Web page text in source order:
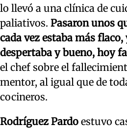
lo llevó a una clínica de
paliativos. Pasaron unos
cada vez estaba más flaco,
despertaba y bueno, hoy
el chef sobre el
mentor, al igual que de
cocineros.
Rodríguez Pardo estuvo